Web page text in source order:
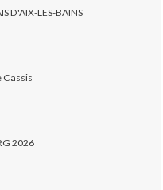
D'AIX-LES-BAINS
Cassis
2026